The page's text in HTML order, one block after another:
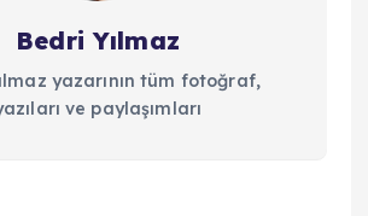
Bedri Yılmaz
yazarının tüm fotoğraf,
ve paylaşımları